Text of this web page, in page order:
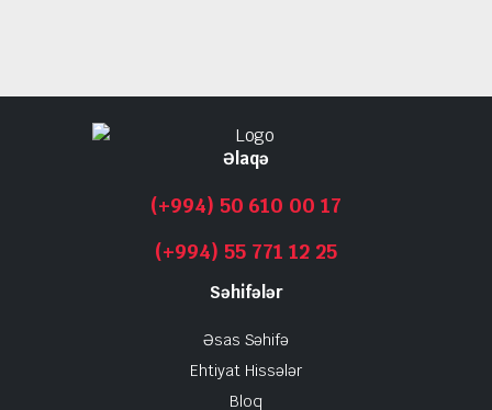
Əlaqə
(+994) 50 610 00 17
(+994) 55 771 12 25
Səhifələr
Əsas Səhifə
Ehtiyat Hissələr
Bloq